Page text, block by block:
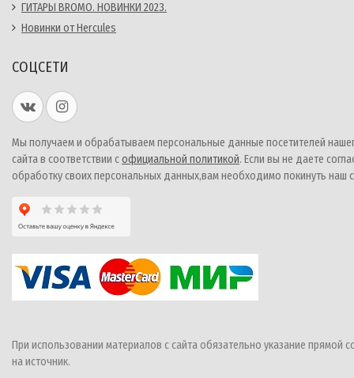
ГИТАРЫ BROMO. НОВИНКИ 2023.
Новинки от Hercules
СОЦСЕТИ
Мы получаем и обрабатываем персональные данные посетителей
сайта в соответствии софициальной политикой. Если вы не даете
обработку своих персональных данных,вам необходимо покинуть наш
При использовании материалов с сайта обязательно указание прямой
на источник.